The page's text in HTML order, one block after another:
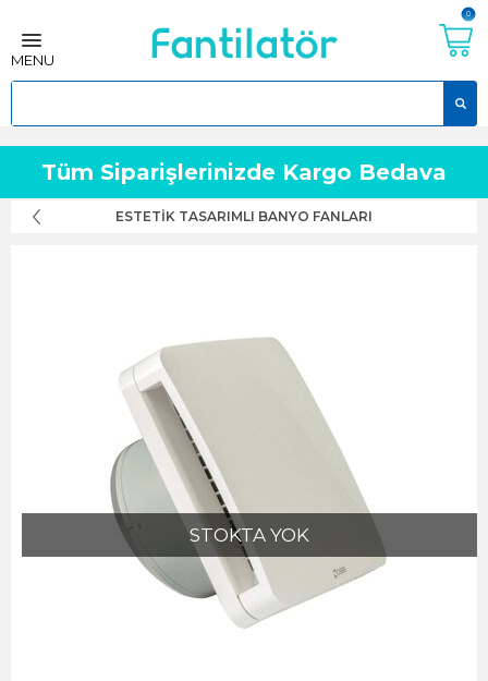
Tüm Siparişlerinizde Kargo Bedava
0
MENU
ESTETIK TASARIMLI BANYO FANLARI
STOKTA YOK